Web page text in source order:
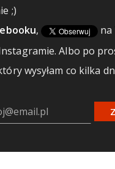
;)
, na
Albo po
wysyłam co kilka